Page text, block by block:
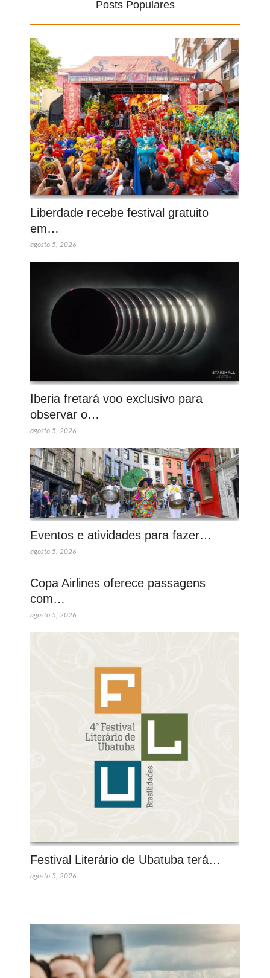
Posts Populares
Liberdade recebe festival gratuito
em…
agosto 5, 2026
Iberia fretará voo exclusivo para
observar o…
agosto 5, 2026
Eventos e atividades para fazer…
agosto 5, 2026
Copa Airlines oferece passagens
com…
agosto 5, 2026
Festival Literário de Ubatuba terá…
agosto 5, 2026